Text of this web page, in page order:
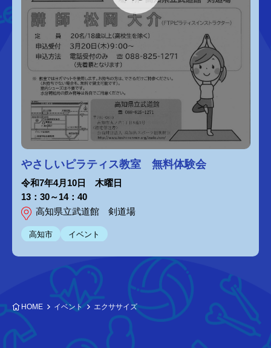
やさしいピラティス教室 無料体験会
令和7年4月10日 木曜日
13：30～14：40
高知県立武道館 剣道場
高知市 イベント
HOME イベント エクササイズ